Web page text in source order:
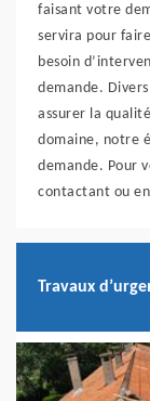
faisant votre
servira pour
besoin
demande.
assurer la
domaine, notre
demande. Pour
contactant ou
Travaux